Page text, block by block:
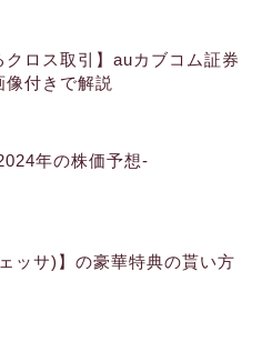
クロス取引】auカブコム証券
付きで解説
年の株価予想-
ッサ)】の豪華特典の貰い方